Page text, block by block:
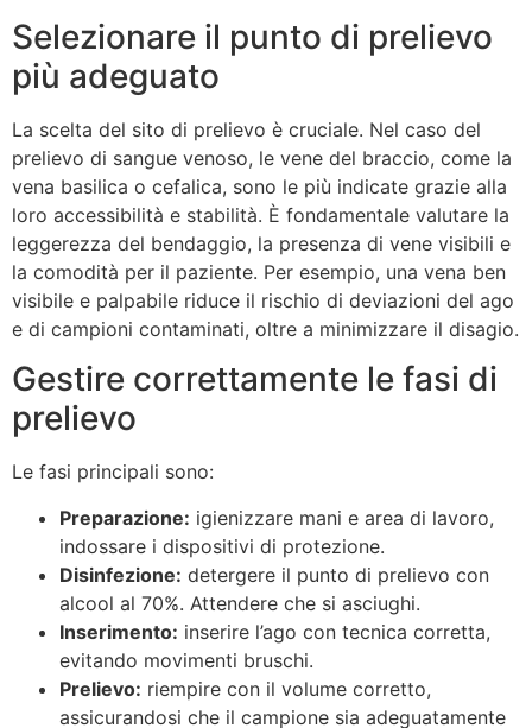
Selezionare il punto di prelievo
più adeguato
La scelta del sito di prelievo è cruciale. Nel caso del
prelievo di sangue venoso, le vene del braccio, come la
vena basilica o cefalica, sono le più indicate grazie alla
loro accessibilità e stabilità. È fondamentale valutare la
leggerezza del bendaggio, la presenza di vene visibili e
la comodità per il paziente. Per esempio, una vena ben
visibile e palpabile riduce il rischio di deviazioni del ago
e di campioni contaminati, oltre a minimizzare il disagio.
Gestire correttamente le fasi di
prelievo
Le fasi principali sono:
Preparazione: igienizzare mani e area di lavoro,
indossare i dispositivi di protezione.
Disinfezione: detergere il punto di prelievo con
alcool al 70%. Attendere che si asciughi.
Inserimento: inserire l’ago con tecnica corretta,
evitando movimenti bruschi.
Prelievo: riempire con il volume corretto,
assicurandosi che il campione sia adeguatamente